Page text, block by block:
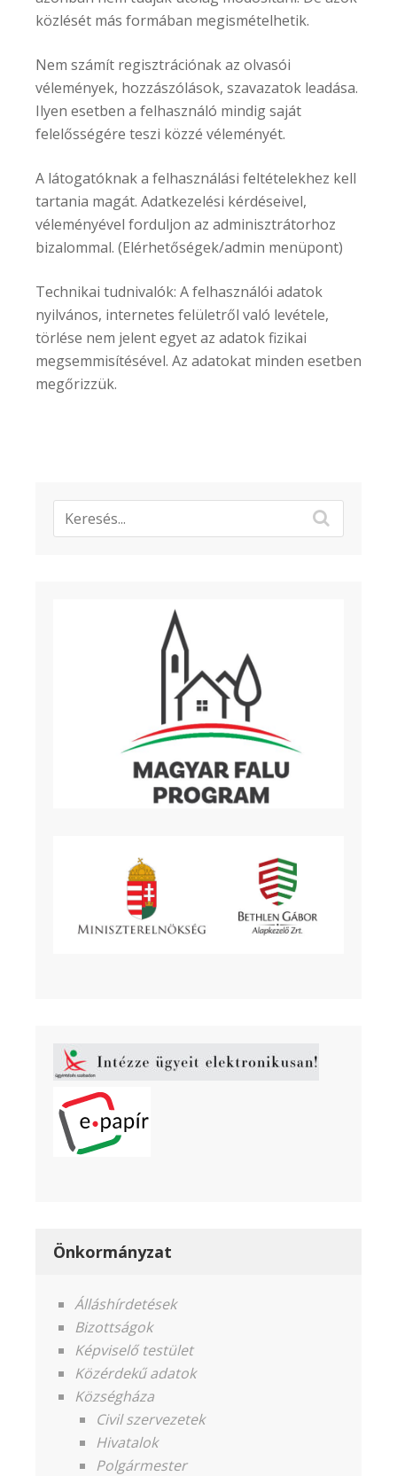
közlését más formában megismételhetik.
Nem számít regisztrációnak az olvasói
vélemények, hozzászólások, szavazatok leadása.
Ilyen esetben a felhasználó mindig saját
felelősségére teszi közzé véleményét.
A látogatóknak a felhasználási feltételekhez kell
tartania magát. Adatkezelési kérdéseivel,
véleményével forduljon az adminisztrátorhoz
bizalommal. (Elérhetőségek/admin menüpont)
Technikai tudnivalók: A felhasználói adatok
nyilvános, internetes felületről való levétele,
törlése nem jelent egyet az adatok fizikai
megsemmisítésével. Az adatokat minden esetben
megőrizzük.
Önkormányzat
Álláshírdetések
Bizottságok
Képviselő testület
Közérdekű adatok
Községháza
Civil szervezetek
Hivatalok
Polgármester